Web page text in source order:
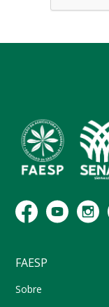
FAESP
Sobre